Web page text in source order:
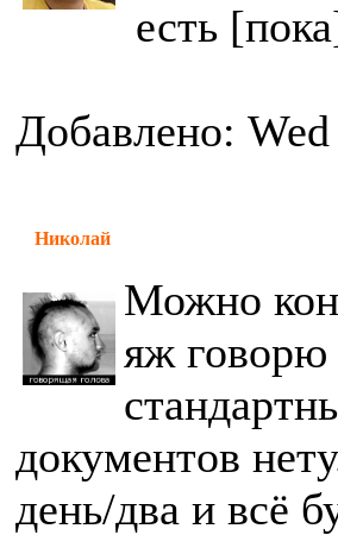
есть
Добавлено:
Николай
Можно
яж говорю
документов
день/два и всё